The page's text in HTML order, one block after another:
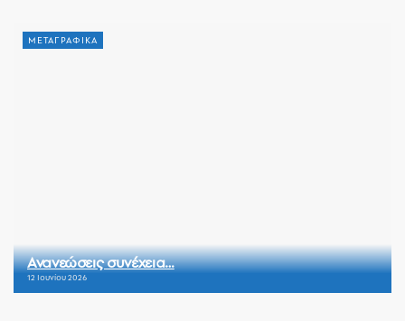
ΜΕΤΑΓΡΑΦΙΚΑ
Ανανεώσεις συνέχεια…
12 Ιουνίου 2026